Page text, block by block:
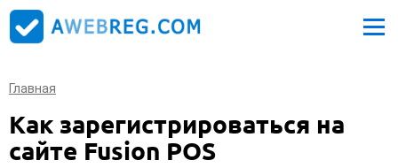
Главная
Как зарегистрироваться на
сайте Fusion POS